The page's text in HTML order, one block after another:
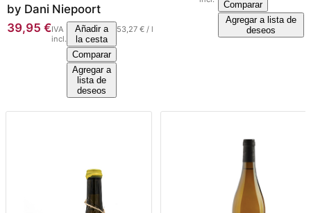
by Dani Niepoort
39,95 €IVA
incl.
53,27 € / l
Añadir a
la cesta
Comparar
Agregar a
lista de
deseos
Comparar
Agregar a lista de
deseos